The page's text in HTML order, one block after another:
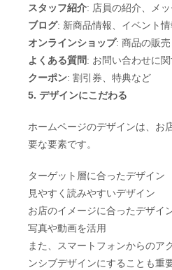
スタッフ紹介: 店員の紹介、メ
ブログ: 新商品情報、イベント
オンラインショップ: 商品の販売
よくある質問: お問い合わせに
クーポン: 割引券、特典など
5. デザインにこだわる
ホームページのデザインは、お
要な要素です。
ターゲット層に合ったデザイン
見やすく読みやすいデザイン
お店のイメージに合ったデザイ
写真や動画を活用
また、スマートフォンからのア
ンシブデザインにすることも重